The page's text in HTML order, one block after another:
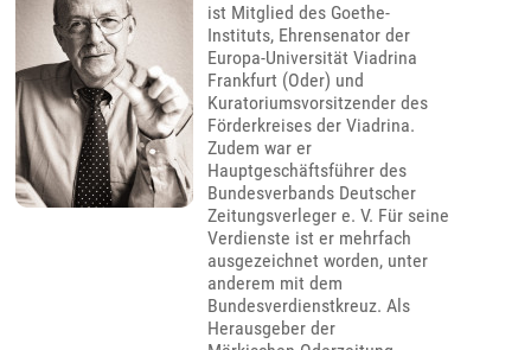
ist Mitglied des Goethe-
Instituts, Ehrensenator der
Europa-Universität Viadrina
Frankfurt (Oder) und
Kuratoriumsvorsitzender des
Förderkreises der Viadrina.
Zudem war er
Hauptgeschäftsführer des
Bundesverbands Deutscher
Zeitungsverleger e. V. Für seine
Verdienste ist er mehrfach
ausgezeichnet worden, unter
anderem mit dem
Bundesverdienstkreuz. Als
Herausgeber der